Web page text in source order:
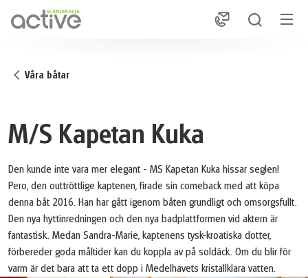
1
Våra båtar
M/S Kapetan Kuka
Den kunde inte vara mer elegant - MS Kapetan Kuka hissar seglen!
Pero, den outtröttlige kaptenen, firade sin comeback med att köpa
denna båt 2016. Han har gått igenom båten grundligt och omsorgsfullt.
Den nya hyttinredningen och den nya badplattformen vid aktern är
fantastisk. Medan Sandra-Marie, kaptenens tysk-kroatiska dotter,
förbereder goda måltider kan du koppla av på soldäck. Om du blir för
varm är det bara att ta ett dopp i Medelhavets kristallklara vatten.